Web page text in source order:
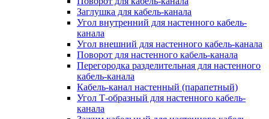
Заглушка для кабель-канала
Угол внутренний для настенного кабель-
канала
Угол внешний для настенного кабель-канала
Поворот для настенного кабель-канала
Перегородка разделительная для настенного
кабель-канала
Кабель-канал настенный (парапетный)
Угол Т-образный для настенного кабель-
канала